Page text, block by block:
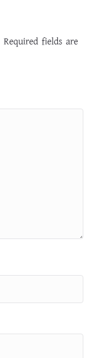
Required fields are